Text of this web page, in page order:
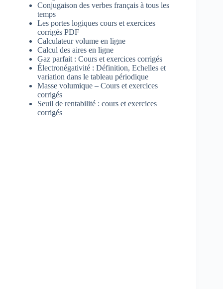
Conjugaison des verbes français à tous les
temps
Les portes logiques cours et exercices
corrigés PDF
Calculateur volume en ligne
Calcul des aires en ligne
Gaz parfait : Cours et exercices corrigés
Électronégativité : Définition, Echelles et
variation dans le tableau périodique
Masse volumique – Cours et exercices
corrigés
Seuil de rentabilité : cours et exercices
corrigés